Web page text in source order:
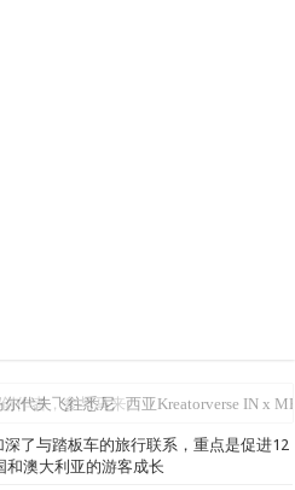
代夫飞往悉尼
作者，参与马来西亚Kreatorverse IN x
深了与踏板车的旅行联系，重点是促进12
和澳大利亚的游客成长